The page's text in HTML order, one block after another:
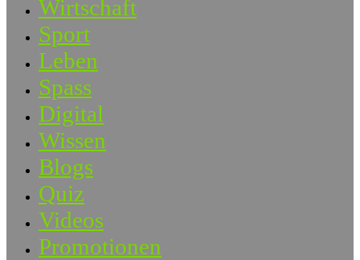
Wirtschaft
Sport
Leben
Spass
Digital
Wissen
Blogs
Quiz
Videos
Promotionen